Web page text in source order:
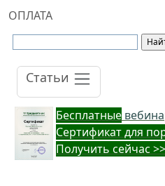
ОПЛАТА
Статьи
Бесплатные
Cертификат для
Получить сейчас